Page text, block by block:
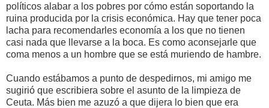
políticos alabar a los pobres por cómo están soportando la
ruina producida por la crisis económica. Hay que tener poca
lacha para recomendarles economía a los que no tienen
casi nada que llevarse a la boca. Es como aconsejarle que
coma menos a un hombre que se está muriendo de hambre.
Cuando estábamos a punto de despedirnos, mi amigo me
sugirió que escribiera sobre el asunto de la limpieza de
Ceuta. Más bien me azuzó a que dijera lo bien que era